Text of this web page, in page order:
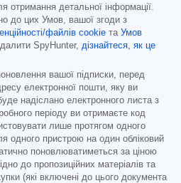
отримання детальної інформації.
до цих Умов, вашої згоди з
файлів cookie та Умов
SpyHunter, дізнайтеся, як це
вашої підписки, перед
електронної пошти, яку ви
надіслано електронного листа з
періоду ви отримаєте код
лише протягом одного
одного пристрою на один обліковий
поновлюватиметься за ціною
до пропозиційних матеріалів та
(які включені до цього документа